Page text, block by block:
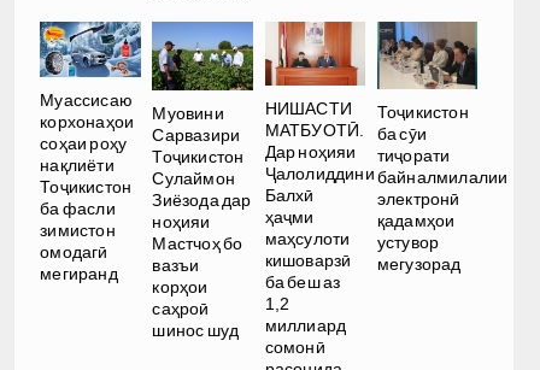
Муассисаю
корхонаҳои
соҳаи роҳу
нақлиёти
Тоҷикистон
ба фасли
зимистон
омодагӣ
мегиранд
Муовини
Сарвазири
Тоҷикистон
Сулаймон
Зиёзода дар
ноҳияи
Мастчоҳ бо
вазъи
корҳои
саҳроӣ
шинос шуд
НИШАСТИ
МАТБУОТӢ.
Дар ноҳияи
Ҷалолиддини
Балхӣ
ҳаҷми
маҳсулоти
кишоварзӣ
ба беш аз
1,2
миллиард
сомонӣ
Тоҷикистон
ба сӯи
тиҷорати
байналмилалии
электронӣ
қадамҳои
устувор
мегузорад